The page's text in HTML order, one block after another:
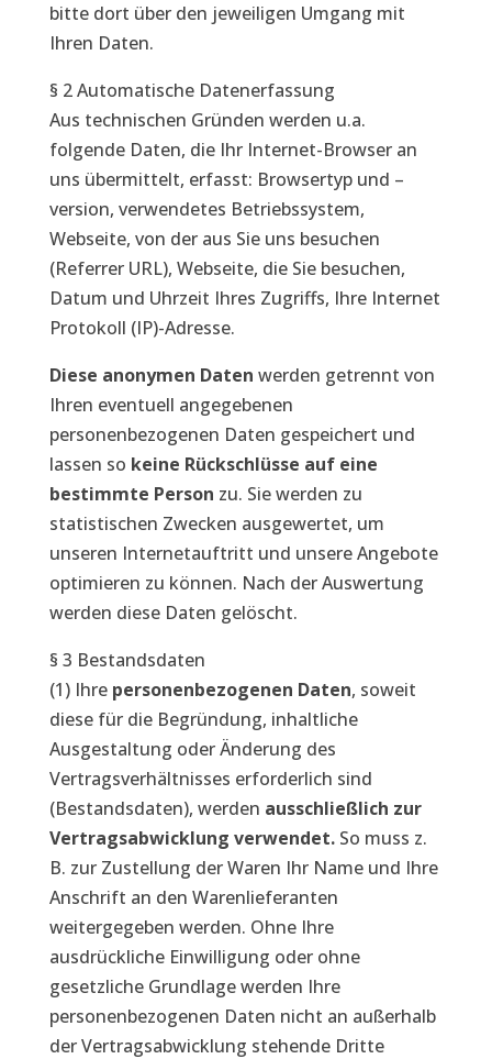
bitte dort über den jeweiligen Umgang mit
Ihren Daten.
§ 2 Automatische Datenerfassung
Aus technischen Gründen werden u.a.
folgende Daten, die Ihr Internet-Browser an
uns übermittelt, erfasst: Browsertyp und –
version, verwendetes Betriebssystem,
Webseite, von der aus Sie uns besuchen
(Referrer URL), Webseite, die Sie besuchen,
Datum und Uhrzeit Ihres Zugriffs, Ihre Internet
Protokoll (IP)-Adresse.
Diese anonymen Daten werden getrennt von
Ihren eventuell angegebenen
personenbezogenen Daten gespeichert und
lassen so keine Rückschlüsse auf eine
bestimmte Person zu. Sie werden zu
statistischen Zwecken ausgewertet, um
unseren Internetauftritt und unsere Angebote
optimieren zu können. Nach der Auswertung
werden diese Daten gelöscht.
§ 3 Bestandsdaten
(1) Ihrepersonenbezogenen Daten, soweit
diese für die Begründung, inhaltliche
Ausgestaltung oder Änderung des
Vertragsverhältnisses erforderlich sind
(Bestandsdaten), werden ausschließlich zur
Vertragsabwicklung verwendet.So muss z.
B. zur Zustellung der Waren Ihr Name und Ihre
Anschrift an den Warenlieferanten
weitergegeben werden. Ohne Ihre
ausdrückliche Einwilligung oder ohne
gesetzliche Grundlage werden Ihre
personenbezogenen Daten nicht an außerhalb
der Vertragsabwicklung stehende Dritte